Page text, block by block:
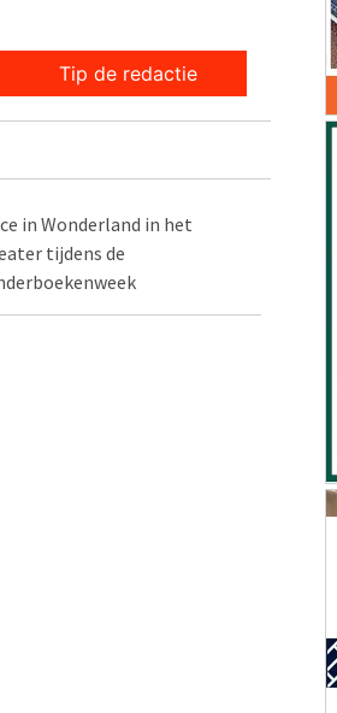
Tip de redactie
in Wonderland in het
tijdens de